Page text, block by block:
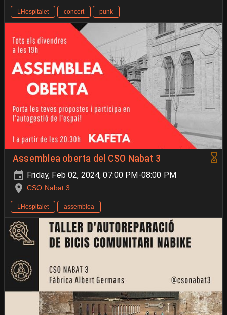
LHospitalet concert punk
Assemblea oberta del CSO Nabat 3
Friday, Feb 02, 2024, 07:00 PM-08:00 PM
CSO Nabat 3
LHospitalet assemblea